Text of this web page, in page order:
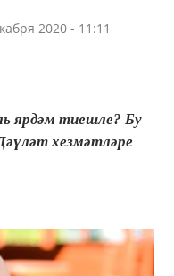
2020 - 11:11
ярдәм тиешле? Бу
хезмәтләре